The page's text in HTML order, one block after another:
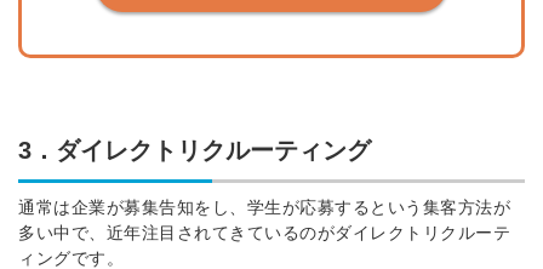
3．ダイレクトリクルーティング
通常は企業が募集告知をし、学生が応募するという集客方法が
多い中で、近年注目されてきているのがダイレクトリクルーテ
ィングです。